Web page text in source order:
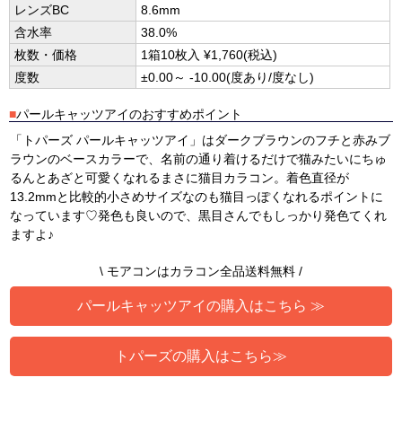
レンズBC
8.6mm
含水率
38.0%
枚数・価格
1箱10枚入 ¥1,760(税込)
度数
±0.00～ -10.00(度あり/度なし)
■パールキャッツアイのおすすめポイント
「トパーズ パールキャッツアイ」はダークブラウンのフチと赤みブ
ラウンのベースカラーで、名前の通り着けるだけで猫みたいにちゅ
るんとあざと可愛くなれるまさに猫目カラコン。着色直径が
13.2mmと比較的小さめサイズなのも猫目っぽくなれるポイントに
なっています♡発色も良いので、黒目さんでもしっかり発色てくれ
ますよ♪
\ モアコンはカラコン全品送料無料 /
パールキャッツアイの購入はこちら ≫
トパーズの購入はこちら≫